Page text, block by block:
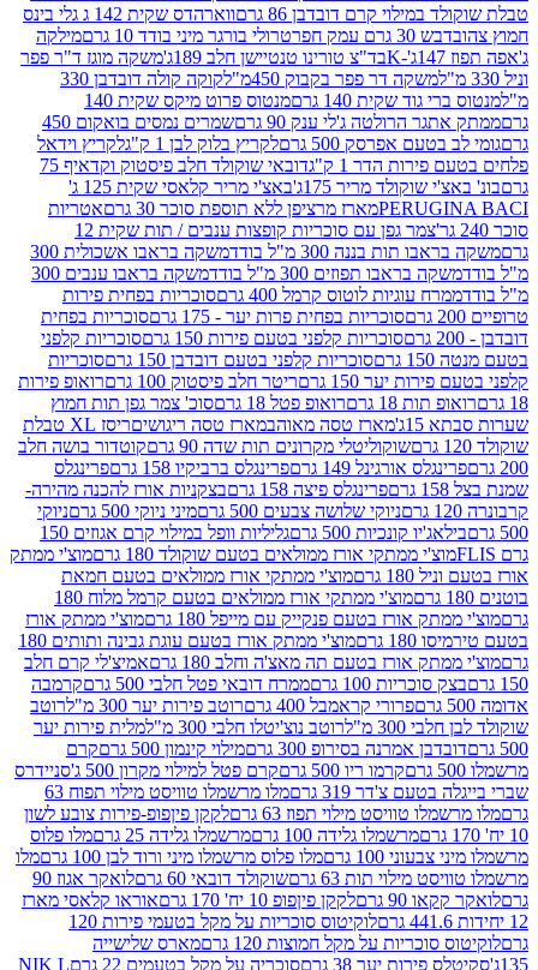
קרם דובדבן 86 גרם
ווארהדס שקית 142 ג גלי בינס
דבש 30 גרם עמק חפר
טרולי בורגר מיני בודד 10 גרם
מילקה
בד"צ טורינו טנטיישן חלב 189ג'
משקה מוגז ד"ר פפר
משקה דר פפר בקבוק 450מ"ל
קוקה קולה דובדבן 330
גוד שקית 140 גרם
מנטוס פרוט מיקס שקית 140
הרולטה ג'לי ענק 90 גרם
שמרים נמסים בואקום 450
אפרסק 500 גרם
לקריץ בלוק לבן 1 ק"ג
לקריץ וידאל
הדר 1 ק"ג
דובאי שוקולד חלב פיסטוק וקדאיף 75
שוקולד מריר 175ג'
באצ'י מריר קלאסי שקית 125 ג'
מארז מרציפן ללא תוספת סוכר 30 גרם
אטריות
צמר גפן עם סוכריות קופצות ענבים / תות שקית 12
תות בננה 300 מ"ל בודד
משקה בראבו אשכולית 300
בראבו תפוזים 300 מ"ל בודד
משקה בראבו ענבים 300
עוגיות לוטוס קרמל 400 גרם
סוכריות בפחית פירות
סוכריות בפחית פרות יער - 175 גרם
סוכריות בפחית
סוכריות קלפני בטעם פירות 150 גרם
סוכריות קלפני
סוכריות קלפני בטעם דובדבן 150 גרם
סוכריות
יער 150 גרם
ריטר חלב פיסטוק 100 גרם
רואופ פירות
תות 18 גרם
רואופ פטל 18 גרם
סוכ' צמר גפן תות חמוץ
מארז טסה מאוהב מארז טסה ריגושים
ריסז XL טבלת
שוקוליטלי מקרונים תות שדה 90 גרם
קוטדור בושה חלב
אורגינל 149 גרם
פרינגלס ברביקיו 158 גרם
פרינגלס
פרינגלס פיצה 158 גרם
בצקניות אורז להכנה מהירה-
ניוקי שלושה צבעים 500 גרם
מיני ניוקי 500 גרם
ניוקי
קונכיות 500 גרם
גליליות וופל במילוי קרם אגוזים 150
ממתקי אורז ממולאים בטעם שוקולד 180 גרם
מוצ'י ממתק
גרם
מוצ'י ממתקי אורז ממולאים בטעם חמאת
מוצ'י ממתקי אורז ממולאים בטעם קרמל מלוח 180
אורז בטעם פנקייק עם מייפל 180 גרם
מוצ'י ממתק אורז
גרם
מוצ'י ממתק אורז בטעם עוגת גבינה ותותים 180
אורז בטעם תה מאצ'ה וחלב 180 גרם
אמיצ'לי קרם חלב
סוכריות 100 גרם
ממרח דובאי פטל חלבי 500 גרם
קרמבה
פרורי קראמבל 400 גרם
רוטב פירות יער 300 מ"ל
רוטב
300 מ"ל
רוטב נוצ'יטלו חלבי 300 מ"ל
מלית פירות יער
אמרנה בסירופ 300 גרם
מילוי קינמון 500 גרם
קרם
קרמו ריו 500 גרם
קרם פטל למילוי מקרון 500 ג'
סניידרס
צ'דר 319 גרם
מלו מרשמלו טוויסט מילוי תפוח 63
טוויסט מילוי תפוז 63 גרם
לקקן פיןפופ-פירות צובע לשון
מרשמלו גלידה 100 גרם
מרשמלו גלידה 25 גרם
מלו פלוס
100 גרם
מלו פלוס מרשמלו מיני ורוד לבן 100 גרם
מלו
מילוי תות 63 גרם
שוקולד דובאי 60 גרם
לואקר אגוז 90
90 גרם
לקקן פיןפופ 10 יח' 170 גרם
אוראו קלאסי מארז
לוקיטוס סוכריות על מקל בטעמי פירות 120
על מקל חמוצות 120 גרם
מארס שלישייה
פירות יער 38 גרם
סוכריה על מקל בטעמים 22 גרם
NIK L